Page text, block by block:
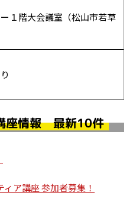
１階大会議室（松山市若草
座情報 最新10件
ア講座 参加者募集！